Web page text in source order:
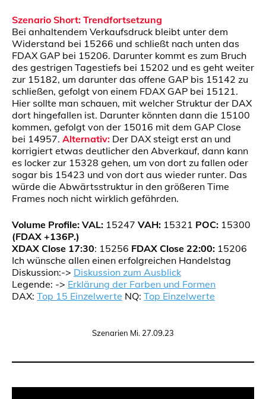
Szenario Short: Trendfortsetzung
Bei anhaltendem Verkaufsdruck bleibt unter dem
Widerstand bei 15266 und schließt nach unten das
FDAX GAP bei 15206. Darunter kommt es zum Bruch
des gestrigen Tagestiefs bei 15202 und es geht weiter
zur 15182, um darunter das offene GAP bis 15142 zu
schließen, gefolgt von einem FDAX GAP bei 15121.
Hier sollte man schauen, mit welcher Struktur der DAX
dort hingefallen ist. Darunter könnten dann die 15100
kommen, gefolgt von der 15016 mit dem GAP Close
bei 14957. Alternativ: Der DAX steigt erst an und
korrigiert etwas deutlicher den Abverkauf, dann kann
es locker zur 15328 gehen, um von dort zu fallen oder
sogar bis 15423 und von dort aus wieder runter. Das
würde die Abwärtsstruktur in den größeren Time
Frames noch nicht wirklich gefährden.
Volume Profile: VAL: 15247 VAH: 15321 POC: 15300
(FDAX +136P.)
XDAX Close 17:30: 15256 FDAX Close 22:00: 15206
Ich wünsche allen einen erfolgreichen Handelstag
Diskussion:-> Diskussion zum Ausblick
Legende: -> Erklärung der Farben und Formen
DAX: Top 15 Einzelwerte NQ: Top Einzelwerte
Szenarien Mi. 27.09.23